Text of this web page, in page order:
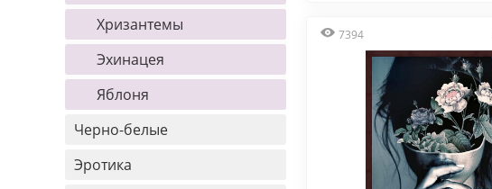
Хризантемы
Эхинацея
Яблоня
Черно-белые
Эротика
7394